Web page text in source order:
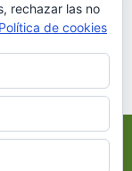
para disfrutar
rechazar las no
Política de cookies